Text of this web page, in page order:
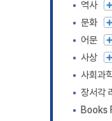
역사
문화
어문
사상
사회과
장서각
Books